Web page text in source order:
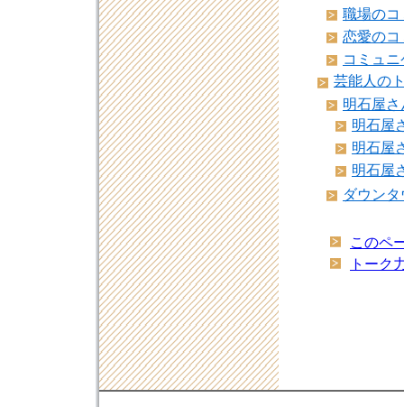
職場のコ
恋愛のコ
コミュ
芸能人の
明石屋
明石屋
明石屋
明石屋
ダウン
このペ
トーク